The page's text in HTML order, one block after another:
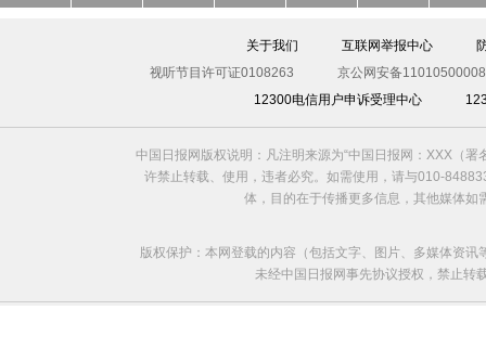
关于我们 互联网举报中心
视听节目许可证0108263
京公网安备
12300电信用户申诉受理中心
中国日报网版权说明：凡注明来源为“中国日报网：XXX（
许禁止转载、使用，违者必究。如需使用，请与010-
体，目的在于传播更多信息，其他媒体
版权保护：本网登载的内容（包括文字、图片、多媒体资
未经中国日报网事先协议授权，禁止转